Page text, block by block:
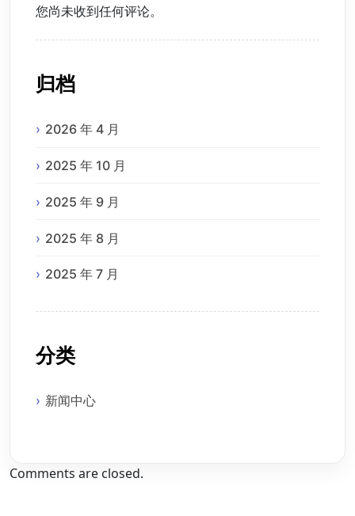
您尚未收到任何评论。
归档
2026 年 4 月
2025 年 10 月
2025 年 9 月
2025 年 8 月
2025 年 7 月
分类
新闻中心
Comments are closed.